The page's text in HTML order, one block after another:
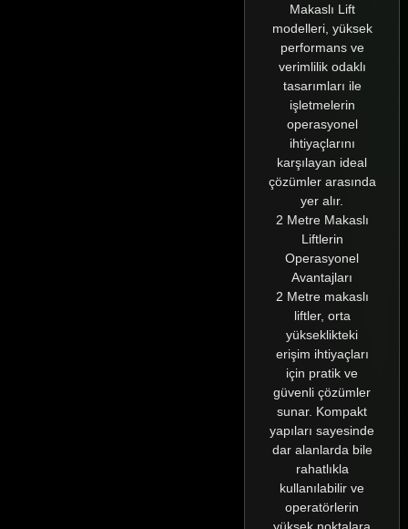
Makaslı Lift
modelleri, yüksek
performans ve
verimlilik odaklı
tasarımları ile
işletmelerin
operasyonel
ihtiyaçlarını
karşılayan ideal
çözümler arasında
yer alır.
2 Metre Makaslı
Liftlerin
Operasyonel
Avantajları
2 Metre makaslı
liftler, orta
yükseklikteki
erişim ihtiyaçları
için pratik ve
güvenli çözümler
sunar. Kompakt
yapıları sayesinde
dar alanlarda bile
rahatlıkla
kullanılabilir ve
operatörlerin